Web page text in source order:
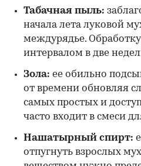
Табачная пыль:
начала лета луковой
междурядье.
интервалом в две
Зола: ее обильно
от времени обновляя
самых простых и
часто входит в смеси
Нашатырный спирт:
отпугнуть взрослых